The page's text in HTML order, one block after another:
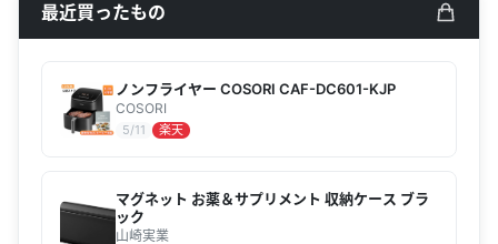
最近買ったもの
ノンフライヤー COSORI CAF-DC601-KJP
COSORI
5/11 楽天
マグネット お薬＆サプリメント 収納ケース ブラ
ック
山崎実業